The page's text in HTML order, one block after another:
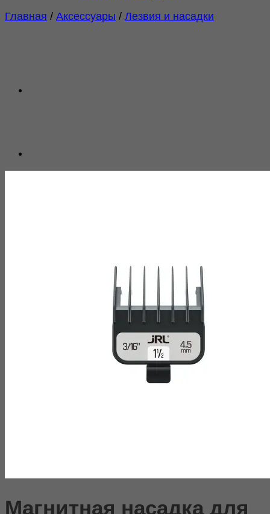
Главная / Аксессуары / Лезвия и насадки
Магнитная насадка для